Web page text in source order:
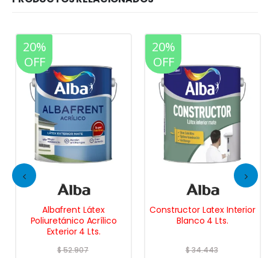
20%
OFF
Albafrent Látex
Poliuretánico Acrílico
Exterior 4 Lts.
$52.907
20%
OFF
Constructor Latex Interior
Blanco 4 Lts.
$34.443